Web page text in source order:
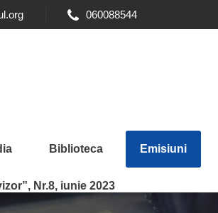
060088544
Biblioteca Emisiuni
Nr.8, iunie 2023